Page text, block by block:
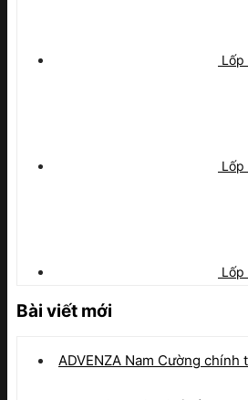
Lốp
Lốp
Lốp
Bài viết mới
ADVENZA Nam Cường chính